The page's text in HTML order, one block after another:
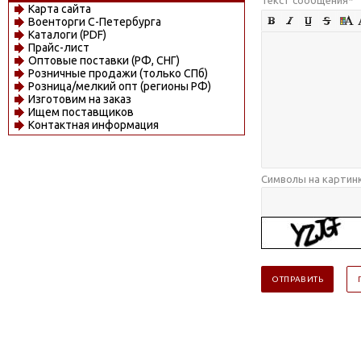
Карта сайта
Военторги С-Петербурга
Каталоги (PDF)
Прайс-лист
Оптовые поставки (РФ, СНГ)
Розничные продажи (только СПб)
Розница/мелкий опт (регионы РФ)
Изготовим на заказ
Ищем поставщиков
Контактная информация
Символы на